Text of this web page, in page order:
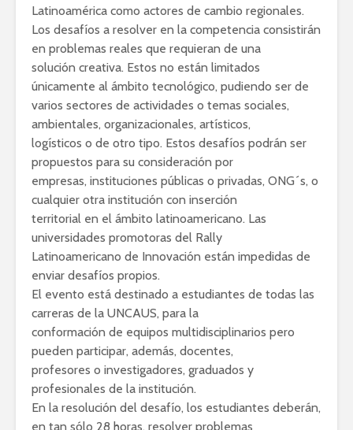
Latinoamérica como actores de cambio regionales.
Los desafíos a resolver en la competencia consistirán
en problemas reales que requieran de una
solución creativa. Estos no están limitados
únicamente al ámbito tecnológico, pudiendo ser de
varios sectores de actividades o temas sociales,
ambientales, organizacionales, artísticos,
logísticos o de otro tipo. Estos desafíos podrán ser
propuestos para su consideración por
empresas, instituciones públicas o privadas, ONG´s, o
cualquier otra institución con inserción
territorial en el ámbito latinoamericano. Las
universidades promotoras del Rally
Latinoamericano de Innovación están impedidas de
enviar desafíos propios.
El evento está destinado a estudiantes de todas las
carreras de la UNCAUS, para la
conformación de equipos multidisciplinarios pero
pueden participar, además, docentes,
profesores o investigadores, graduados y
profesionales de la institución.
En la resolución del desafío, los estudiantes deberán,
en tan sólo 28 horas, resolver problemas